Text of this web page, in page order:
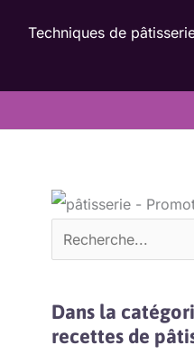
Techniques de
Dans la
recettes de